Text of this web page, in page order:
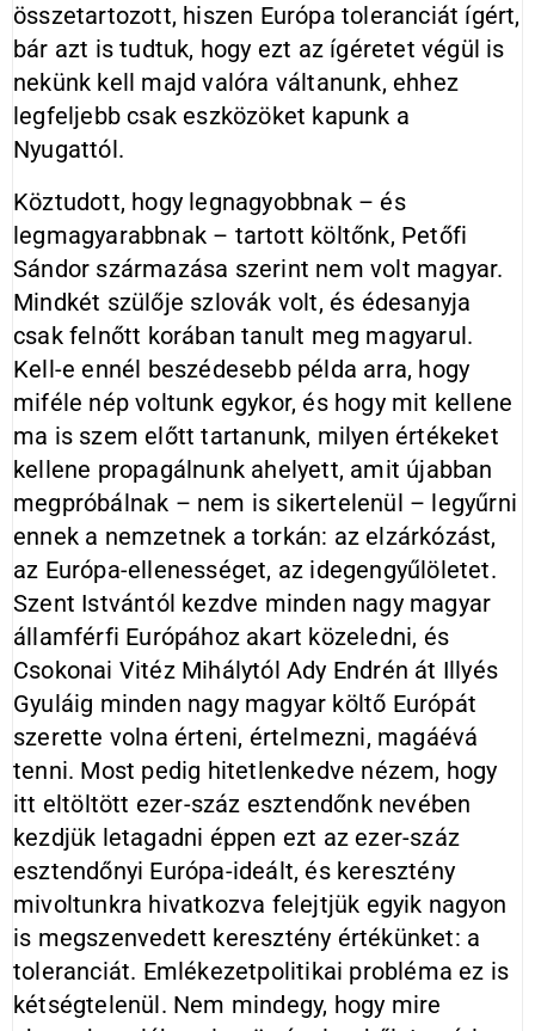
összetartozott, hiszen Európa toleranciát ígért,
bár azt is tudtuk, hogy ezt az ígéretet végül is
nekünk kell majd valóra váltanunk, ehhez
legfeljebb csak eszközöket kapunk a
Nyugattól.
Köztudott, hogy legnagyobbnak – és
legmagyarabbnak – tartott költőnk, Petőfi
Sándor származása szerint nem volt magyar.
Mindkét szülője szlovák volt, és édesanyja
csak felnőtt korában tanult meg magyarul.
Kell-e ennél beszédesebb példa arra, hogy
miféle nép voltunk egykor, és hogy mit kellene
ma is szem előtt tartanunk, milyen értékeket
kellene propagálnunk ahelyett, amit újabban
megpróbálnak – nem is sikertelenül – legyűrni
ennek a nemzetnek a torkán: az elzárkózást,
az Európa-ellenességet, az idegengyűlöletet.
Szent Istvántól kezdve minden nagy magyar
államférfi Európához akart közeledni, és
Csokonai Vitéz Mihálytól Ady Endrén át Illyés
Gyuláig minden nagy magyar költő Európát
szerette volna érteni, értelmezni, magáévá
tenni. Most pedig hitetlenkedve nézem, hogy
itt eltöltött ezer-száz esztendőnk nevében
kezdjük letagadni éppen ezt az ezer-száz
esztendőnyi Európa-ideált, és keresztény
mivoltunkra hivatkozva felejtjük egyik nagyon
is megszenvedett keresztény értékünket: a
toleranciát. Emlékezetpolitikai probléma ez is
kétségtelenül. Nem mindegy, hogy mire